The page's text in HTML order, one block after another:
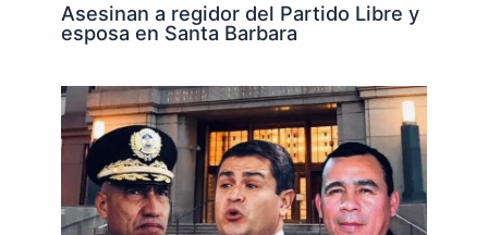
Asesinan a regidor del Partido Libre y
esposa en Santa Barbara